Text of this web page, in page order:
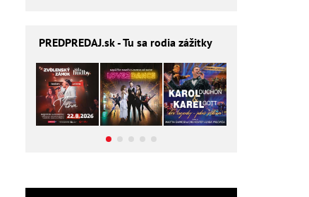
PREDPREDAJ.sk - Tu sa rodia zážitky